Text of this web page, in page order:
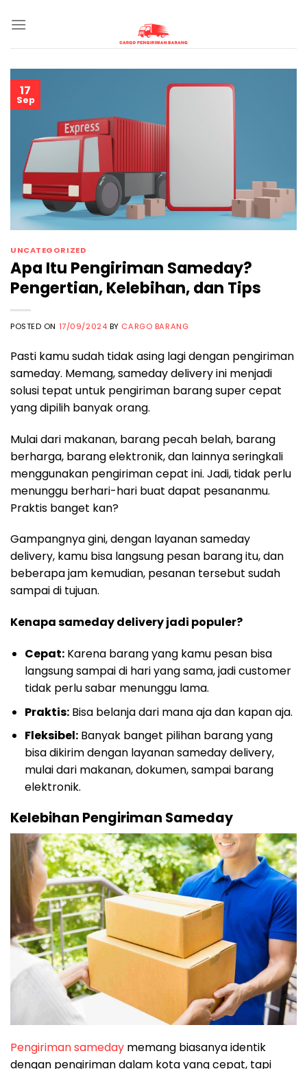
17
Sep
UNCATEGORIZED
Apa Itu Pengiriman Sameday?
Pengertian, Kelebihan, dan Tips
POSTED ON 17/09/2024 BY CARGO BARANG
Pasti kamu sudah tidak asing lagi dengan pengiriman
sameday. Memang, sameday delivery ini menjadi
solusi tepat untuk pengiriman barang super cepat
yang dipilih banyak orang.
Mulai dari makanan, barang pecah belah, barang
berharga, barang elektronik, dan lainnya seringkali
menggunakan pengiriman cepat ini. Jadi, tidak perlu
menunggu berhari-hari buat dapat pesananmu.
Praktis banget kan?
Gampangnya gini, dengan layanan sameday
delivery, kamu bisa langsung pesan barang itu, dan
beberapa jam kemudian, pesanan tersebut sudah
sampai di tujuan.
Kenapa sameday delivery jadi populer?
Cepat:Karena barang yang kamu pesan bisa
langsung sampai di hari yang sama, jadi customer
tidak perlu sabar menunggu lama.
Praktis:Bisa belanja dari mana aja dan kapan aja.
Fleksibel:Banyak banget pilihan barang yang
bisa dikirim dengan layanan sameday delivery,
mulai dari makanan, dokumen, sampai barang
elektronik.
Kelebihan Pengiriman Sameday
Pengiriman sameday memang biasanya identik
dengan pengiriman dalam kota yang cepat, tapi